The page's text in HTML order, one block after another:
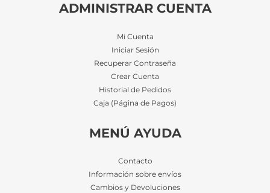
ADMINISTRAR CUENTA
Mi Cuenta
Iniciar Sesión
Recuperar Contraseña
Crear Cuenta
Historial de Pedidos
Caja (Página de Pagos)
MENÚ AYUDA
Contacto
Información sobre envíos
Cambios y Devoluciones